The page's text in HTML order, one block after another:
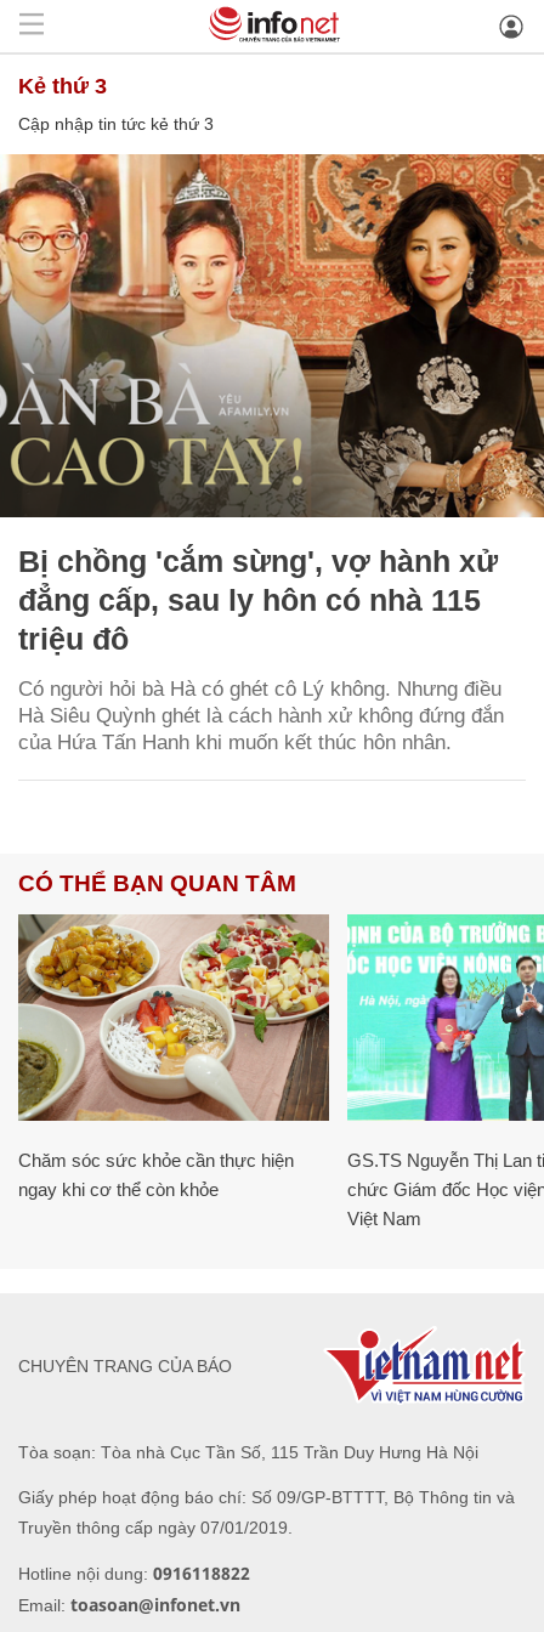
kẻ thứ 3
Cập nhập tin tức kẻ thứ 3
Bị chồng 'cắm sừng', vợ hành xử
đẳng cấp, sau ly hôn có nhà 115
triệu đô
Có người hỏi bà Hà có ghét cô Lý không. Nhưng điều
Hà Siêu Quỳnh ghét là cách hành xử không đứng đắn
của Hứa Tấn Hanh khi muốn kết thúc hôn nhân.
CÓ THỂ BẠN QUAN TÂM
Chăm sóc sức khỏe cần thực hiện
ngay khi cơ thể còn khỏe
GS.TS Nguyễn Thị Lan
chức Giám đốc Học
Việt Nam
Tòa soạn: Tòa nhà Cục Tần Số, 115 Trần Duy Hưng Hà Nội
Giấy phép hoạt động báo chí: Số 09/GP-BTTTT, Bộ Thông tin và
Truyền thông cấp ngày 07/01/2019.
Hotline nội dung: 0916118822
Email: toasoan@infonet.vn
CHUYÊN TRANG CỦA BÁO